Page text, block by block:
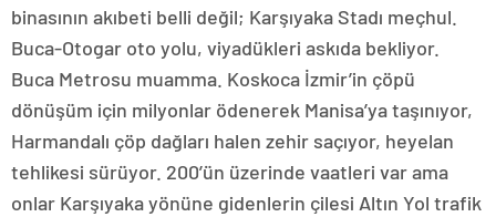
binasının akıbeti belli değil; Karşıyaka Stadı meçhul.
Buca-Otogar oto yolu, viyadükleri askıda bekliyor.
Buca Metrosu muamma. Koskoca İzmir’in çöpü
dönüşüm için milyonlar ödenerek Manisa’ya taşınıyor,
Harmandalı çöp dağları halen zehir saçıyor, heyelan
tehlikesi sürüyor. 200’ün üzerinde vaatleri var ama
onlar Karşıyaka yönüne gidenlerin çilesi Altın Yol trafik